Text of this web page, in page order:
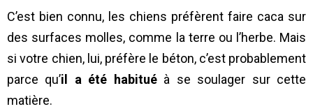
C’est bien connu, les chiens préfèrent faire caca sur
des surfaces molles, comme la terre ou l’herbe. Mais
si votre chien, lui, préfère le béton, c’est probablement
parce qu’il a été habituéà se soulager sur cette
matière.